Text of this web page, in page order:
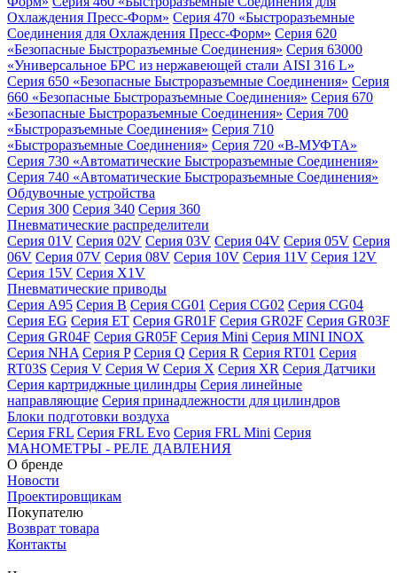
Охлаждения Пресс-Форм» Серия 470 «Быстроразъемные
Соединения для Охлаждения Пресс-Форм» Серия 620
«Безопасные Быстроразъемные Соединения» Серия 63000
«Универсальное БРС из нержавеющей стали AISI 316 L»
Серия 650 «Безопасные Быстроразъемные Соединения» Серия
660 «Безопасные Быстроразъемные Соединения» Серия 670
«Безопасные Быстроразъемные Соединения» Серия 700
«Быстроразъемные Соединения» Серия 710
«Быстроразъемные Соединения» Серия 720 «B-МУФТА»
Серия 730 «Автоматические Быстроразъемные Соединения»
Серия 740 «Автоматические Быстроразъемные Соединения»
Обдувочные устройства
Серия 300 Серия 340 Серия 360
Пневматические распределители
Серия 01V Серия 02V Серия 03V Серия 04V Серия 05V Серия
06V Серия 07V Серия 08V Серия 10V Серия 11V Серия 12V
Серия 15V Серия X1V
Пневматические приводы
Серия A95 Серия B Серия CG01 Серия CG02 Серия CG04
Серия EG Серия ET Серия GR01F Серия GR02F Серия GR03F
Серия GR04F Серия GR05F Серия Mini Серия MINI INOX
Серия NHA Серия P Серия Q Серия R Серия RT01 Серия
RT03S Серия V Серия W Серия X Серия XR Серия Датчики
Серия картриджные цилиндры Серия линейные
направляющие Серия принадлежности для цилиндров
Блоки подготовки воздуха
Серия FRL Серия FRL Evo Серия FRL Mini Серия
МАНОМЕТРЫ - РЕЛЕ ДАВЛЕНИЯ
О бренде
Новости
Проектировщикам
Покупателю
Возврат товара
Контакты